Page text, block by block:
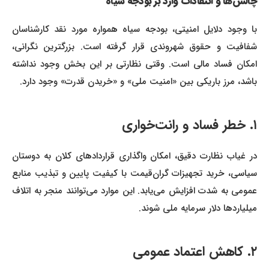
با وجود دلایل امنیتی، بودجه سیاه همواره مورد نقد کارشناسان
شفافیت و حقوق شهروندی قرار گرفته است. بزرگترین نگرانی،
امکان فساد مالی است. وقتی نظارتی بر این بخش وجود نداشته
باشد، مرز باریکی بین «امنیت ملی» و «خریدن قدرت» وجود دارد.
در غیاب نظارت دقیق، امکان واگذاری قراردادهای کلان به دوستان
سیاسی، خرید تجهیزات گران‌قیمت با کیفیت پایین و تبذیب منابع
عمومی به شدت افزایش می‌یابد. این موارد می‌توانند منجر به اتلاف
میلیاردها دلار سرمایه ملی شوند.